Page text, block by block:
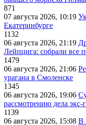
871
07 августа 2026, 10:19
Екатеринбурге
1132
06 августа 2026, 21:19
Лейпцига: собрали все
1479
06 августа 2026, 21:06
урагана в Смоленске
1345
06 августа 2026, 19:06
рассмотрению дела
1139
06 августа 2026, 15:08 В